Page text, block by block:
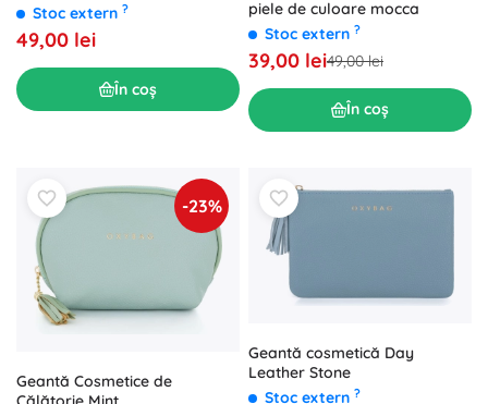
Stoc extern ?
49,00 lei
În coș
piele de culoare mocca
Stoc extern ?
39,00 lei49,00 lei
În coș
-23%
Geantă Cosmetice de
Geantă cosmetică Day
Leather Stone
Stoc extern ?